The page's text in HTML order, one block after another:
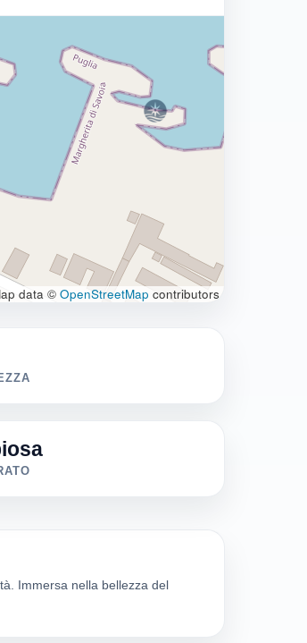
data © OpenStreetMap contributors
Immersa nella bellezza del